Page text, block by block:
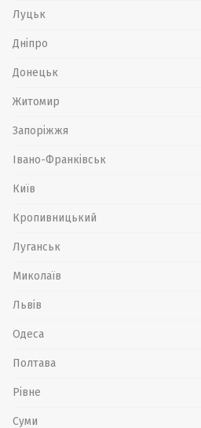
Луцьк
Дніпро
Донецьк
Житомир
Запоріжжя
Івано-Франківськ
Київ
Кропивницький
Луганськ
Миколаїв
Львів
Одеса
Полтава
Рівне
Суми